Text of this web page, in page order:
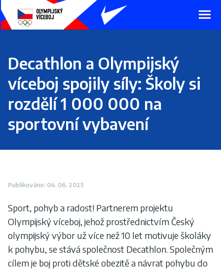
na
hlavní
obsah
Decathlon a Olympijský
víceboj spojily síly: Školy si
rozdělí 1 000 000 na
sportovní vybavení
Publikováno: 04. 06. 2025
Sport, pohyb a radost! Partnerem projektu
Olympijský víceboj, jehož prostřednictvím Český
olympijský výbor už více než 10 let motivuje školáky
k pohybu, se stává společnost Decathlon. Společným
cílem je boj proti dětské obezitě a návrat pohybu do